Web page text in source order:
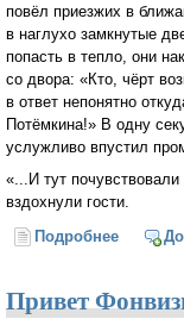
повёл приезжих в
в наглухо замкнутые
попасть в тепло, они
со двора: «Кто, чёрт
в ответ непонятно
Потёмкина!» В одну
услужливо впустил
«...И тут
вздохнули гости.
Подробнее о
Привет